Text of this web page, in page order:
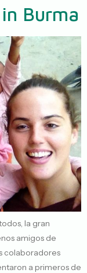
Burma
la gran
amigos de
colaboradores
a primeros de